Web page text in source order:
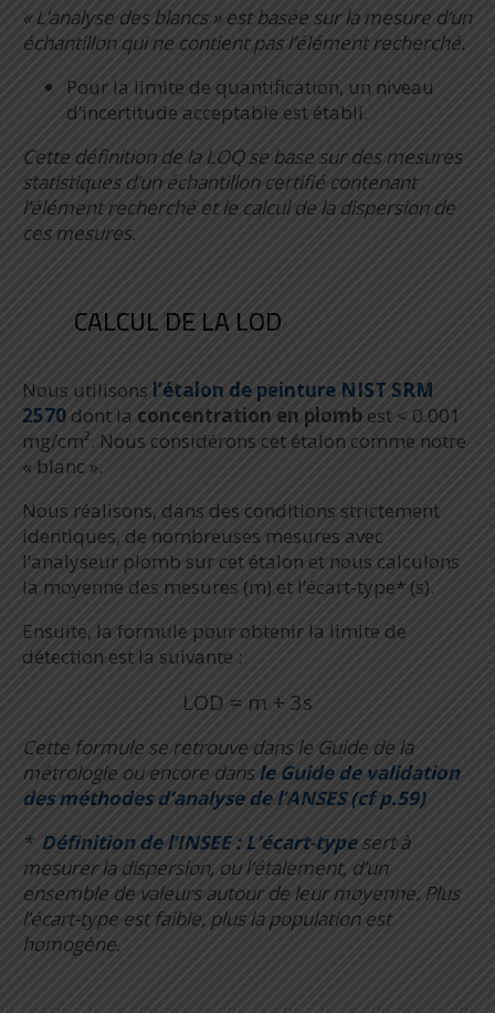
« L’analyse des blancs » est basée sur la mesure d’un
échantillon qui ne contient pas l’élément recherché.
Pour la limite de quantification, un niveau
d’incertitude acceptable est établi.
Cette définition de la LOQ se base sur des mesures
statistiques d’un échantillon certifié contenant
l’élément recherché et le calcul de la dispersion de
ces mesures.
CALCUL DE LA LOD
Nous utilisons l’étalon de peinture NIST SRM
2570 dont la concentration en plomb est < 0.001
mg/cm². Nous considérons cet étalon comme notre
« blanc ».
Nous réalisons, dans des conditions strictement
identiques, de nombreuses mesures avec
l’analyseur plomb sur cet étalon et nous calculons
la moyenne des mesures (m) et l’écart-type* (s).
Ensuite, la formule pour obtenir la limite de
détection est la suivante :
LOD = m + 3s
Cette formule se retrouve dans le Guide de la
métrologie ou encore dansle Guide de validation
des méthodes d’analyse de l’ANSES (cf p.59)
* Définition de l’INSEE : L’écart-typesert à
mesurer la dispersion, ou l’étalement, d’un
ensemble de valeurs autour de leur moyenne. Plus
l’écart-type est faible, plus la population est
homogène.